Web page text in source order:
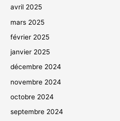
avril 2025
mars 2025
février 2025
janvier 2025
décembre 2024
novembre 2024
octobre 2024
septembre 2024